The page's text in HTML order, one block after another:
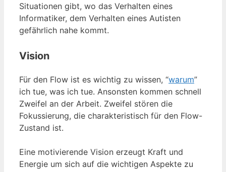
Situationen gibt, wo das Verhalten eines
Informatiker, dem Verhalten eines Autisten
gefährlich nahe kommt.
Vision
Für den Flow ist es wichtig zu wissen, “warum”
ich tue, was ich tue. Ansonsten kommen schnell
Zweifel an der Arbeit. Zweifel stören die
Fokussierung, die charakteristisch für den Flow-
Zustand ist.
Eine motivierende Vision erzeugt Kraft und
Energie um sich auf die wichtigen Aspekte zu